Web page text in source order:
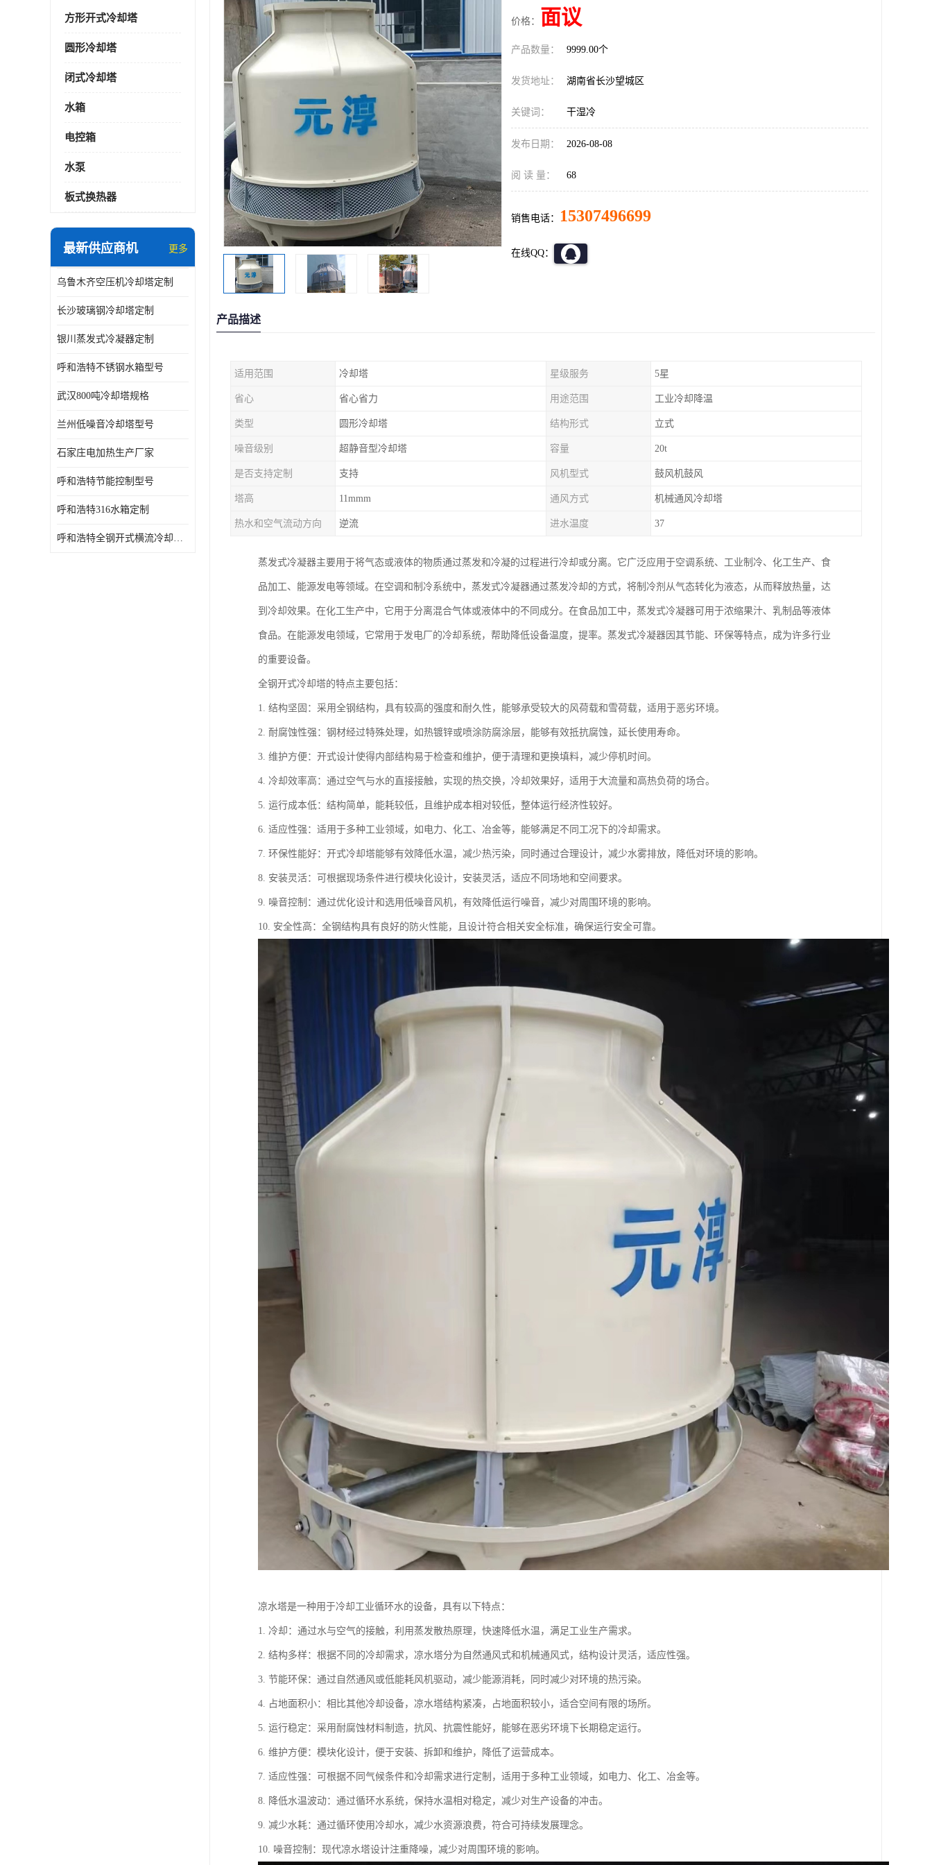
方形开式冷却塔
圆形冷却塔
闭式冷却塔
水箱
电控箱
水泵
板式换热器
最新供应商机 更多
乌鲁木齐空压机冷却塔定制
长沙玻璃钢冷却塔定制
银川蒸发式冷凝器定制
呼和浩特不锈钢水箱型号
武汉800吨冷却塔规格
兰州低噪音冷却塔型号
石家庄电加热生产厂家
呼和浩特节能控制型号
呼和浩特316水箱定制
呼和浩特全钢开式横流冷却塔型号
价格： 面议
产品数量： 9999.00个
发货地址： 湖南省长沙望城区
关键词： 干湿冷
发布日期： 2026-08-08
阅 读 量： 68
销售电话： 15307496699
在线QQ：
产品描述
适用范围 冷却塔 星级服务 5星
省心 省心省力 用途范围 工业冷却降温
类型 圆形冷却塔 结构形式 立式
噪音级别 超静音型冷却塔 容量 20t
是否支持定制 支持 风机型式 鼓风机鼓风
塔高 11mmm 通风方式 机械通风冷却塔
热水和空气流动方向 逆流 进水温度 37
蒸发式冷凝器主要用于将气态或液体的物质通过蒸发和冷凝的过程进行冷却或分离。它广泛应用于空调系统、工业制冷、化工生产、食
品加工、能源发电等领域。在空调和制冷系统中，蒸发式冷凝器通过蒸发冷却的方式，将制冷剂从气态转化为液态，从而释放热量，达
到冷却效果。在化工生产中，它用于分离混合气体或液体中的不同成分。在食品加工中，蒸发式冷凝器可用于浓缩果汁、乳制品等液体
食品。在能源发电领域，它常用于发电厂的冷却系统，帮助降低设备温度，提率。蒸发式冷凝器因其节能、环保等特点，成为许多行业
的重要设备。
全钢开式冷却塔的特点主要包括：
1. 结构坚固：采用全钢结构，具有较高的强度和耐久性，能够承受较大的风荷载和雪荷载，适用于恶劣环境。
2. 耐腐蚀性强：钢材经过特殊处理，如热镀锌或喷涂防腐涂层，能够有效抵抗腐蚀，延长使用寿命。
3. 维护方便：开式设计使得内部结构易于检查和维护，便于清理和更换填料，减少停机时间。
4. 冷却效率高：通过空气与水的直接接触，实现的热交换，冷却效果好，适用于大流量和高热负荷的场合。
5. 运行成本低：结构简单，能耗较低，且维护成本相对较低，整体运行经济性较好。
6. 适应性强：适用于多种工业领域，如电力、化工、冶金等，能够满足不同工况下的冷却需求。
7. 环保性能好：开式冷却塔能够有效降低水温，减少热污染，同时通过合理设计，减少水雾排放，降低对环境的影响。
8. 安装灵活：可根据现场条件进行模块化设计，安装灵活，适应不同场地和空间要求。
9. 噪音控制：通过优化设计和选用低噪音风机，有效降低运行噪音，减少对周围环境的影响。
10. 安全性高：全钢结构具有良好的防火性能，且设计符合相关安全标准，确保运行安全可靠。
凉水塔是一种用于冷却工业循环水的设备，具有以下特点：
1. 冷却：通过水与空气的接触，利用蒸发散热原理，快速降低水温，满足工业生产需求。
2. 结构多样：根据不同的冷却需求，凉水塔分为自然通风式和机械通风式，结构设计灵活，适应性强。
3. 节能环保：通过自然通风或低能耗风机驱动，减少能源消耗，同时减少对环境的热污染。
4. 占地面积小：相比其他冷却设备，凉水塔结构紧凑，占地面积较小，适合空间有限的场所。
5. 运行稳定：采用耐腐蚀材料制造，抗风、抗震性能好，能够在恶劣环境下长期稳定运行。
6. 维护方便：模块化设计，便于安装、拆卸和维护，降低了运营成本。
7. 适应性强：可根据不同气候条件和冷却需求进行定制，适用于多种工业领域，如电力、化工、冶金等。
8. 降低水温波动：通过循环水系统，保持水温相对稳定，减少对生产设备的冲击。
9. 减少水耗：通过循环使用冷却水，减少水资源浪费，符合可持续发展理念。
10. 噪音控制：现代凉水塔设计注重降噪，减少对周围环境的影响。